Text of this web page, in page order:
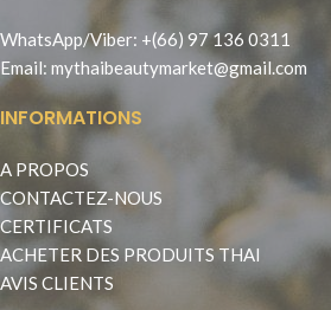
WhatsApp/Viber: +(66) 97 136 0311
Email: mythaibeautymarket@gmail.com
INFORMATIONS
A PROPOS
CONTACTEZ-NOUS
CERTIFICATS
ACHETER DES PRODUITS THAI
AVIS CLIENTS